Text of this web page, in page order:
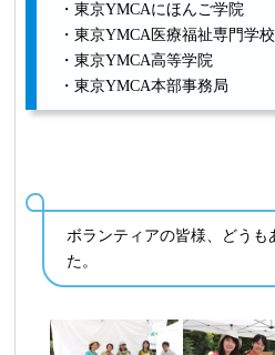
・東京YMCAにほんご学院
・東京YMCA医療福祉専門学校
・東京YMCA高等学院
・東京YMCA本部事務局
ボランティアの皆様、どうも
た。